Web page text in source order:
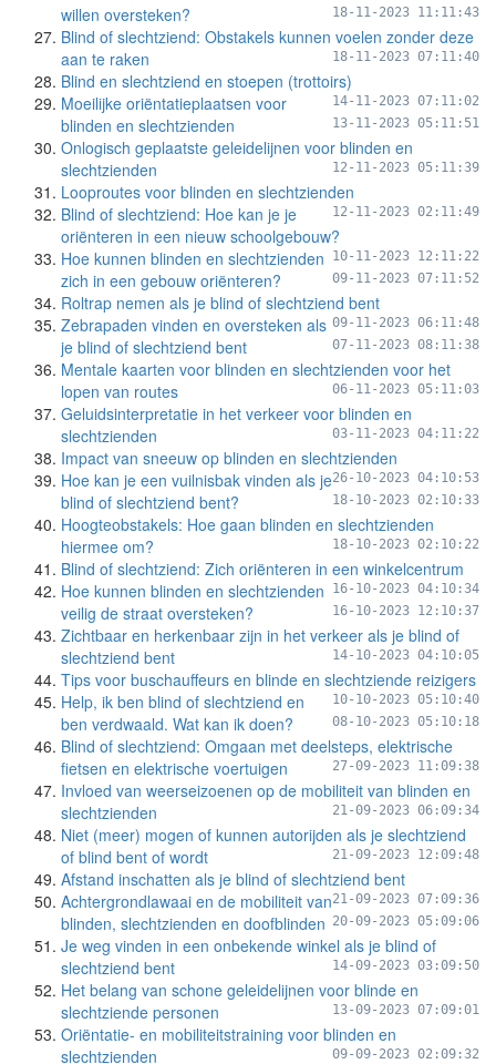
willen oversteken?
18-11-2023 11:11:43
Blind of slechtziend: Obstakels kunnen voelen zonder deze
aan te raken
18-11-2023 07:11:40
Blind en slechtziend en stoepen (trottoirs)
14-11-2023 07:11:02
Moeilijke oriëntatieplaatsen voor
blinden en slechtzienden
13-11-2023 05:11:51
Onlogisch geplaatste geleidelijnen voor blinden en
slechtzienden
12-11-2023 05:11:39
Looproutes voor blinden en slechtzienden
12-11-2023 02:11:49
Blind of slechtziend: Hoe kan je je
oriënteren in een nieuw schoolgebouw?
10-11-2023 12:11:22
Hoe kunnen blinden en slechtzienden
zich in een gebouw oriënteren?
09-11-2023 07:11:52
Roltrap nemen als je blind of slechtziend bent
09-11-2023 06:11:48
Zebrapaden vinden en oversteken als
je blind of slechtziend bent
07-11-2023 08:11:38
Mentale kaarten voor blinden en slechtzienden voor het
lopen van routes
06-11-2023 05:11:03
Geluidsinterpretatie in het verkeer voor blinden en
slechtzienden
03-11-2023 04:11:22
Impact van sneeuw op blinden en slechtzienden
26-10-2023 04:10:53
Hoe kan je een vuilnisbak vinden als je
blind of slechtziend bent?
18-10-2023 02:10:33
Hoogteobstakels: Hoe gaan blinden en slechtzienden
hiermee om?
18-10-2023 02:10:22
Blind of slechtziend: Zich oriënteren in een winkelcentrum
16-10-2023 04:10:34
Hoe kunnen blinden en slechtzienden
veilig de straat oversteken?
16-10-2023 12:10:37
Zichtbaar en herkenbaar zijn in het verkeer als je blind of
slechtziend bent
14-10-2023 04:10:05
Tips voor buschauffeurs en blinde en slechtziende reizigers
10-10-2023 05:10:40
Help, ik ben blind of slechtziend en
ben verdwaald. Wat kan ik doen?
08-10-2023 05:10:18
Blind of slechtziend: Omgaan met deelsteps, elektrische
fietsen en elektrische voertuigen
27-09-2023 11:09:38
Invloed van weerseizoenen op de mobiliteit van blinden en
slechtzienden
21-09-2023 06:09:34
Niet (meer) mogen of kunnen autorijden als je slechtziend
of blind bent of wordt
21-09-2023 12:09:48
Afstand inschatten als je blind of slechtziend bent
21-09-2023 07:09:36
Achtergrondlawaai en de mobiliteit van
blinden, slechtzienden en doofblinden 20-09-2023 05:09:06
Je weg vinden in een onbekende winkel als je blind of
slechtziend bent
14-09-2023 03:09:50
Het belang van schone geleidelijnen voor blinde en
slechtziende personen
13-09-2023 07:09:01
Oriëntatie- en mobiliteitstraining voor blinden en
slechtzienden
09-09-2023 02:09:32